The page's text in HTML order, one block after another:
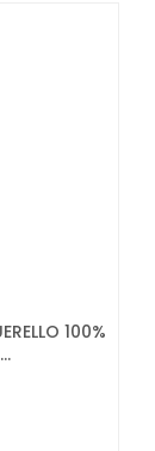
100%